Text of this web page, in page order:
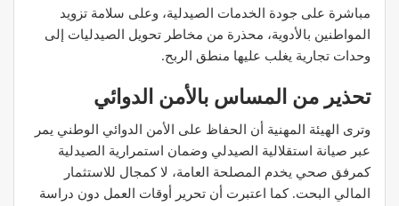
مباشرة على جودة الخدمات الصيدلية، وعلى سلامة تزويد
المواطنين بالأدوية، محذرة من مخاطر تحويل الصيدليات إلى
وحدات تجارية يغلب عليها منطق الربح.
تحذير من المساس بالأمن الدوائي
وترى الهيئة المهنية أن الحفاظ على الأمن الدوائي الوطني يمر
عبر صيانة استقلالية الصيدلي وضمان استمرارية الصيدلية
كمرفق صحي يخدم المصلحة العامة، لا كمجال للاستثمار
المالي البحت. كما اعتبرت أن تحرير أوقات العمل دون دراسة